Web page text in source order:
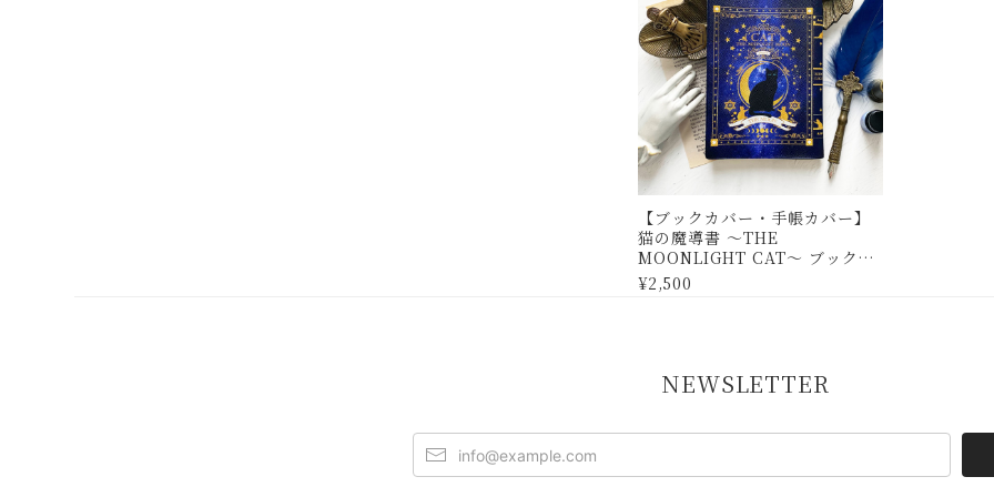
【ブックカバー・手帳カバー】
猫の魔導書 〜THE
MOONLIGHT CAT〜 ブックカ
バー・手帳カバーA6サイズ
¥2,500
NEWSLETTER